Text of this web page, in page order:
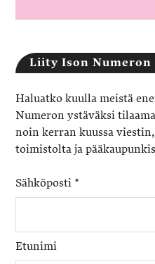
Liity Ison Numeron
Haluatko kuulla meistä
Numeron ystäväksi
noin kerran kuussa
toimistolta ja
Sähköposti *
Etunimi